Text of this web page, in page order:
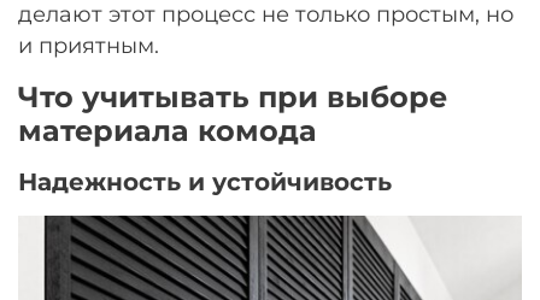
делают этот процесс не только простым, но
и приятным.
Что учитывать при выборе
материала комода
Надежность и устойчивость